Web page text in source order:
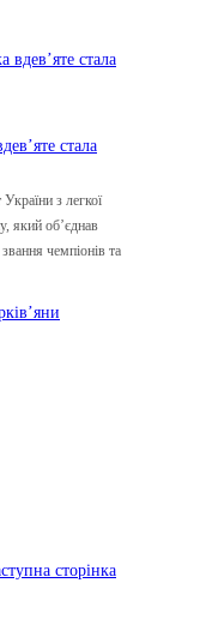
стала
з легкої
який об’єднав
чемпіонів та
сторінка